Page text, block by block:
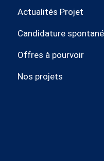
Actualités Projet
Candidature
Offres à pourvoir
Nos projets